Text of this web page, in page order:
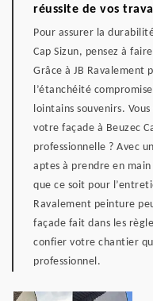
réussite de vos
Pour assurer la
Cap Sizun, pensez à
Grâce à JB Ravalement
l’étanchéité
lointains souvenirs.
votre façade à Beuzec
professionnelle ? Avec
aptes à prendre en
que ce soit pour
Ravalement peinture
façade fait dans les
confier votre chantier
professionnel.